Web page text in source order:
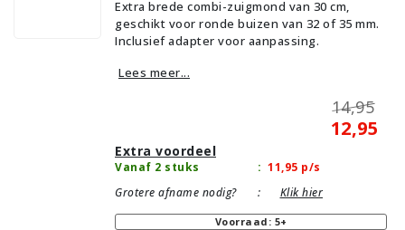
Geschikt voor vloertype: Plavuizen/Tegels,
Parket/Laminaat, PVC/Vinyl,
Tapijt/Vloerbedekking
Extra brede combi-zuigmond van 30 cm,
geschikt voor ronde buizen van 32 of 35 mm.
Inclusief adapter voor aanpassing.
Lees meer...
14,95
12,95
Extra voordeel
Vanaf 2 stuks : 11,95 p/s
Grotere afname nodig?
: Klik hier
Voorraad: 5+